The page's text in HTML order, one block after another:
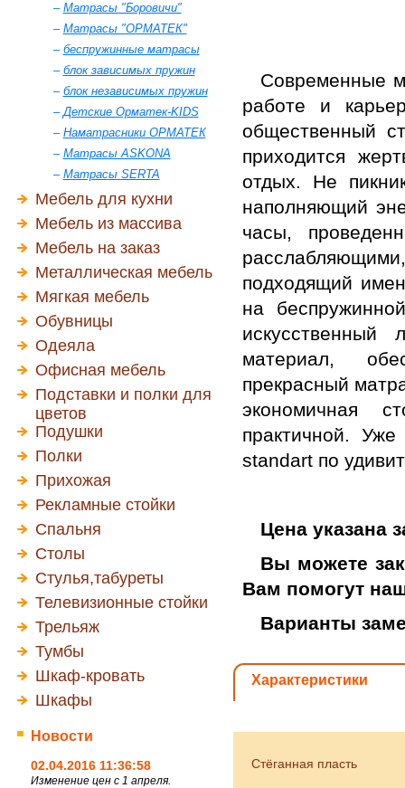
– Матрасы "Боровичи"
– Матрасы "ОРМАТЕК"
– беспружинные матрасы
– блок зависимых пружин
– блок независимых пружин
–Детские Орматек-KIDS
– Наматрасники ОРМАТЕК
– Матрасы ASKONA
– Матрасы SERTA
Мебель для кухни
Мебель из массива
Мебель на заказ
Металлическая мебель
Мягкая мебель
Обувницы
Одеяла
Офисная мебель
Подставки и полки для
цветов
Подушки
Полки
Прихожая
Рекламные стойки
Спальня
Столы
Стулья,табуреты
Телевизионные стойки
Трельяж
Тумбы
Шкаф-кровать
Шкафы
Новости
02.04.2016 11:36:58
Изменение цен с 1 апреля.
Современные
работе и
общественный
приходится
отдых. Не
наполняющий
часы,
подходящий
на
искусственный
материал,
прекрасный
экономичная
практичной.
standart по
Цена указана
Вы можете
Вам помогут
Варианты
Характеристики
Стёганная пласть